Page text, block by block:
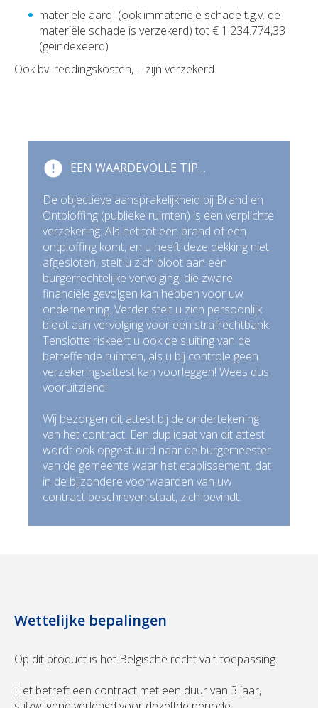
materiële aard (ook immateriële schade t.g.v. de
materiële schade is verzekerd) tot € 1.234.774,33
(geïndexeerd)
Ook bv. reddingskosten, ... zijn verzekerd.
EEN WAARDEVOLLE TIP…
De objectieve aansprakelijkheid bij Brand en
Ontploffing (publieke ruimten) is een verplichte
verzekering. Als het tot een brand of een
ontploffing komt, en u heeft deze dekking niet
afgesloten, stelt u zich bloot aan een
burgerrechtelijke vervolging, die zware
financiële gevolgen kan hebben voor uw
onderneming. Verder stelt u zich persoonlijk
bloot aan vervolging voor een strafrechtbank.
Tenslotte riskeert u ook de sluiting van de
betreffende ruimten, als u bij controle geen
verzekeringsattest kan voorleggen! Wees dus
vooruitziend!
Wij bezorgen dit attest bij de ondertekening
van het contract. Een duplicaat van dit attest
wordt ook opgestuurd naar de burgemeester
van de gemeente waar het etablissement, dat
in de bijzondere voorwaarden van uw
contract beschreven staat, zich bevindt.
Wettelijke bepalingen
Op dit product is het Belgische recht van toepassing.
Het betreft een contract met een duur van 3 jaar,